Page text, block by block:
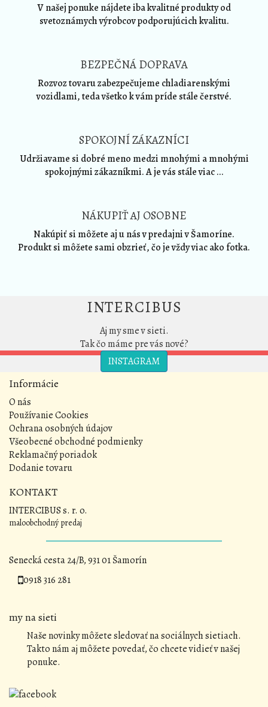
V našej ponuke nájdete iba kvalitné produkty od
svetoznámych výrobcov podporujúcich kvalitu.
BEZPEČNÁ DOPRAVA
Rozvoz tovaru zabezpečujeme chladiarenskými
vozidlami, teda všetko k vám príde stále čerstvé.
SPOKOJNÍ ZÁKAZNÍCI
Udržiavame si dobré meno medzi mnohými a mnohými
spokojnými zákazníkmi. A je vás stále viac ...
NÁKUPIŤ AJ OSOBNE
Nakúpiť si môžete aj u nás v predajni v Šamoríne.
Produkt si môžete sami obzrieť, čo je vždy viac ako fotka.
INTERCIBUS
Aj my sme v sieti.
Tak čo máme pre vás nové?
INSTAGRAM
Informácie
O nás
Používanie Cookies
Ochrana osobných údajov
Všeobecné obchodné podmienky
Reklamačný poriadok
Dodanie tovaru
KONTAKT
INTERCIBUS s. r. o.
maloobchodný predaj
Senecká cesta 24/B, 931 01 Šamorín
0918 316 281
my na sieti
Naše novinky môžete sledovať na sociálnych sietiach.
Takto nám aj môžete povedať, čo chcete vidieť v našej
ponuke.